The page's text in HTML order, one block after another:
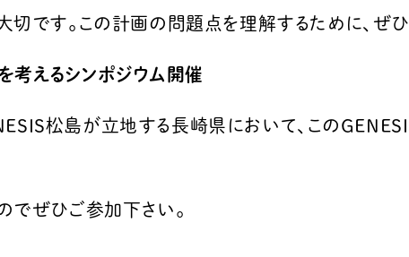
切です。この計画の問題点を理解するために、ぜひ
考えるシンポジウム開催
松島が立地する長崎県において、この
でぜひご参加下さい。